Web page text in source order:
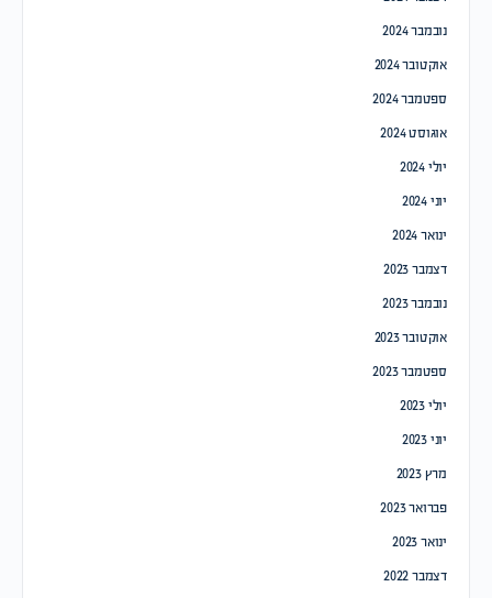
נובמבר 2024
אוקטובר 2024
ספטמבר 2024
אוגוסט 2024
יולי 2024
יוני 2024
ינואר 2024
דצמבר 2023
נובמבר 2023
אוקטובר 2023
ספטמבר 2023
יולי 2023
יוני 2023
מרץ 2023
פברואר 2023
ינואר 2023
דצמבר 2022